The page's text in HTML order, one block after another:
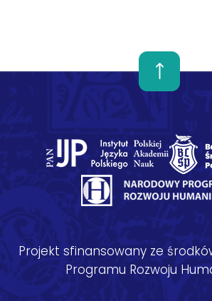
Projekt sfinansowany ze
Programu Rozwoju